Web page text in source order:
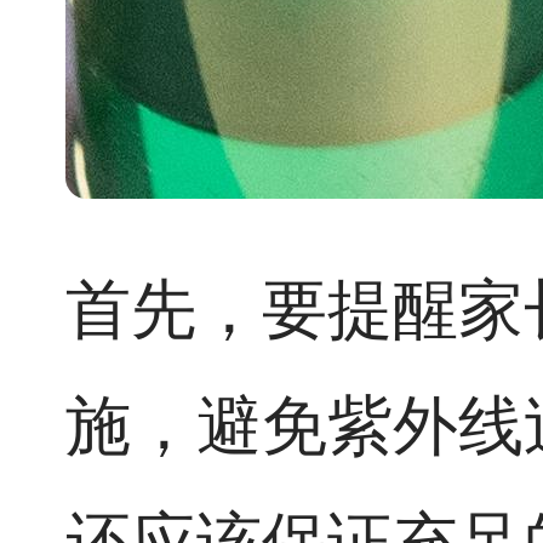
首先，要提醒
施，避免紫外